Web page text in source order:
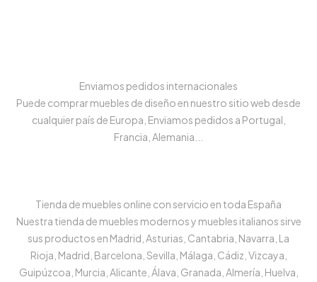
Enviamos pedidos internacionales
Puede comprar muebles de diseño en nuestro sitio web desde
cualquier país de Europa, Enviamos pedidos a Portugal,
Francia, Alemania...
Tienda de muebles online con servicio en toda España
Nuestra tienda de muebles modernos y muebles italianos sirve
sus productos en Madrid, Asturias, Cantabria, Navarra, La
Rioja, Madrid, Barcelona, Sevilla, Málaga, Cádiz, Vizcaya,
Guipúzcoa, Murcia, Alicante, Álava, Granada, Almería, Huelva,